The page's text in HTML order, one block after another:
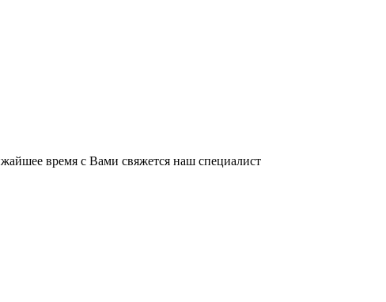
время с Вами свяжется наш специалист